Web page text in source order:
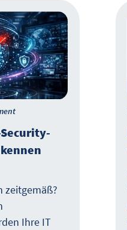
Security-
zeitgemäß?
Ihre IT